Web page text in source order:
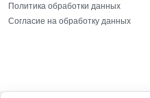
Политика обработки данных
Согласие на обработку данных